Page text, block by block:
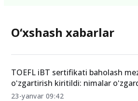
O‘xshash xabarlar
TOEFL iBT sertifikati baholash
oʻzgartirish kiritildi: nimalar
23-yanvar 09:42